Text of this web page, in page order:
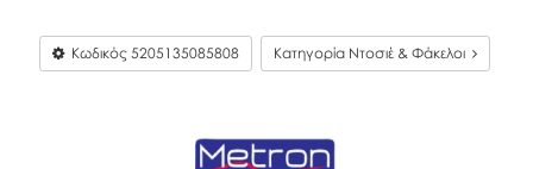
Κωδικός 5205135085808 Κατηγορία Ντοσιέ & Φάκελοι